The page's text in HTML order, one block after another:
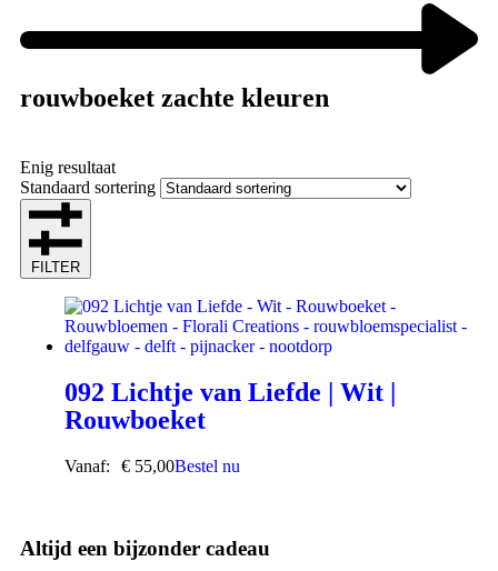
rouwboeket zachte kleuren
Enig resultaat
Standaard sortering
FILTER
092 Lichtje van Liefde | Wit |
Rouwboeket
Vanaf: € 55,00Bestel nu
Altijd een bijzonder cadeau